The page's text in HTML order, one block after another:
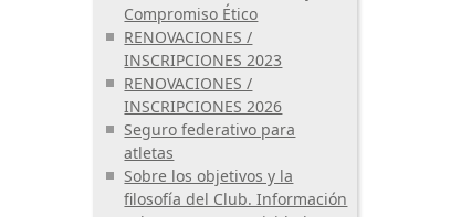
Compromiso Ético
RENOVACIONES /
INSCRIPCIONES 2023
RENOVACIONES /
INSCRIPCIONES 2026
Seguro federativo para
atletas
Sobre los objetivos y la
filosofía del Club. Información